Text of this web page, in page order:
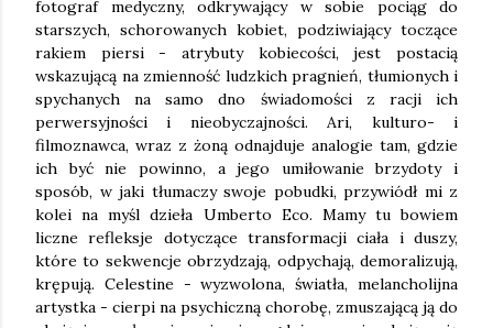
fotograf medyczny, odkrywający w sobie pociąg do
starszych, schorowanych kobiet, podziwiający toczące
rakiem piersi - atrybuty kobiecości, jest postacią
wskazującą na zmienność ludzkich pragnień, tłumionych i
spychanych na samo dno świadomości z racji ich
perwersyjności i nieobyczajności. Ari, kulturo- i
filmoznawca, wraz z żoną odnajduje analogie tam, gdzie
ich być nie powinno, a jego umiłowanie brzydoty i
sposób, w jaki tłumaczy swoje pobudki, przywiódł mi z
kolei na myśl dzieła Umberto Eco. Mamy tu bowiem
liczne refleksje dotyczące transformacji ciała i duszy,
które to sekwencje obrzydzają, odpychają, demoralizują,
krępują. Celestine - wyzwolona, światła, melancholijna
artystka - cierpi na psychiczną chorobę, zmuszającą ją do